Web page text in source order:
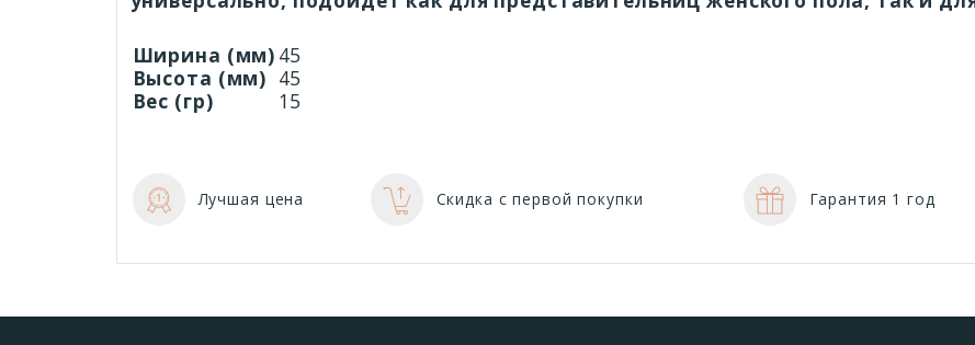
Ширина (мм) 45
Высота (мм) 45
Вес (гр)
15
Лучшая цена Скидка с первой покупки Гарантия 1 год